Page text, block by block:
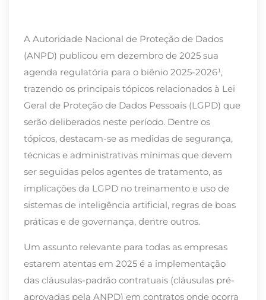
A Autoridade Nacional de Proteção de Dados
(ANPD) publicou em dezembro de 2025 sua
agenda regulatória para o biênio 2025-2026¹,
trazendo os principais tópicos relacionados à Lei
Geral de Proteção de Dados Pessoais (LGPD) que
serão deliberados neste período. Dentre os
tópicos, destacam-se as medidas de segurança,
técnicas e administrativas mínimas que devem
ser seguidas pelos agentes de tratamento, as
implicações da LGPD no treinamento e uso de
sistemas de inteligência artificial, regras de boas
práticas e de governança, dentre outros.
Um assunto relevante para todas as empresas
estarem atentas em 2025 é a implementação
das cláusulas-padrão contratuais (cláusulas pré-
aprovadas pela ANPD) em contratos onde ocorra